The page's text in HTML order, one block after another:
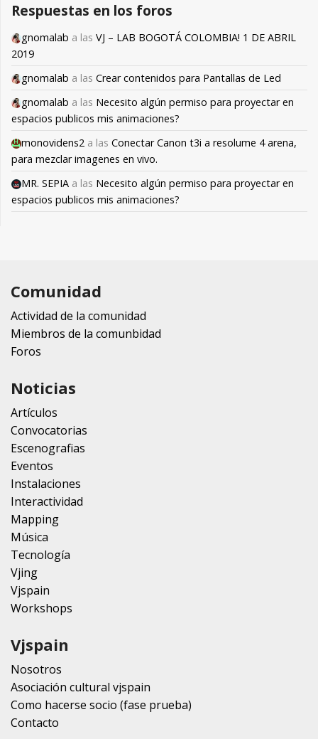
Respuestas en los foros
gnomalab a las VJ – LAB BOGOTÁ COLOMBIA! 1 DE ABRIL
2019
gnomalab a las Crear contenidos para Pantallas de Led
gnomalab a las Necesito algún permiso para proyectar en
espacios publicos mis animaciones?
monovidens2 a las Conectar Canon t3i a resolume 4 arena,
para mezclar imagenes en vivo.
MR. SEPIA a las Necesito algún permiso para proyectar en
espacios publicos mis animaciones?
Comunidad
Actividad de la comunidad
Miembros de la comunbidad
Foros
Noticias
Artículos
Convocatorias
Escenografias
Eventos
Instalaciones
Interactividad
Mapping
Música
Tecnología
Vjing
Vjspain
Workshops
Vjspain
Nosotros
Asociación cultural vjspain
Como hacerse socio (fase prueba)
Contacto